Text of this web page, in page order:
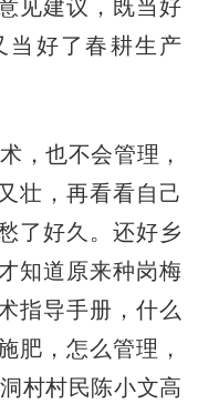
见建议，既当好
当好了春耕生产
也不会管理，
壮，再看看自己
了好久。还好乡
知道原来种岗梅
指导手册，什么
肥，怎么管理，
村村民陈小文高